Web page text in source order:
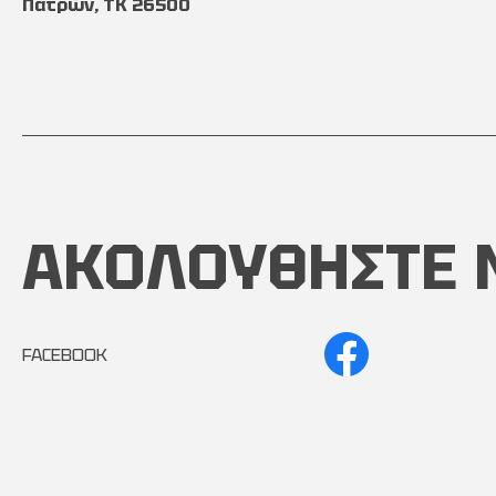
Πατρών, TK 26500
ΑΚΟΛΟΥΘΗΣΤΕ
FACEBOOK